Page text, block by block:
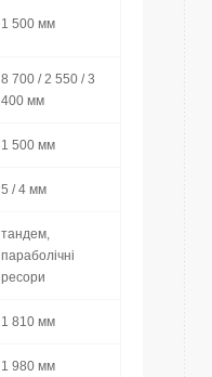
1 500 мм
8 700 / 2 550 / 3
400 мм
1 500 мм
5 / 4 мм
тандем,
параболічні
ресори
1 810 мм
1 980 мм